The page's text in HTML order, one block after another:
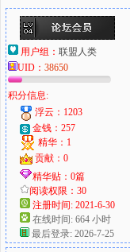
用户组： 联盟人类
UID： 38650
积分信息:
浮云：1203
金钱：257
精华：1
贡献：0
精华贴：0篇
阅读权限：30
注册时间: 2021-6-30
在线时间: 664 小时
最后登录: 2026-7-25